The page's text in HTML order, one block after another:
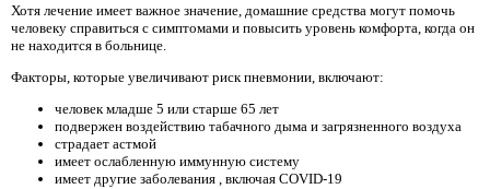
Хотя лечение имеет важное значение, домашние средства могут помочь
человеку справиться с симптомами и повысить уровень комфорта, когда он
не находится в больнице.
Факторы, которые увеличивают риск пневмонии, включают:
человек младше 5 или старше 65 лет
подвержен воздействию табачного дыма и загрязненного воздуха
страдает астмой
имеет ослабленную иммунную систему
имеет другие заболевания , включая COVID-19